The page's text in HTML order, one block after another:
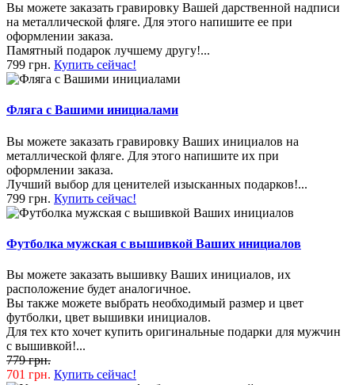
Вы можете заказать гравировку Вашей дарственной надписи
на металлической фляге. Для этого напишите ее при
оформлении заказа.
Памятный подарок лучшему другу!...
799 грн. Купить сейчас!
Фляга с Вашими инициалами
Вы можете заказать гравировку Ваших инициалов на
металлической фляге. Для этого напишите их при
оформлении заказа.
Лучший выбор для ценителей изысканных подарков!...
799 грн. Купить сейчас!
Футболка мужская с вышивкой Ваших инициалов
Вы можете заказать вышивку Ваших инициалов, их
расположение будет аналогичное.
Вы также можете выбрать необходимый размер и цвет
футболки, цвет вышивки инициалов.
Для тех кто хочет купить оригинальные подарки для мужчин
с вышивкой!...
779 грн.
701 грн. Купить сейчас!